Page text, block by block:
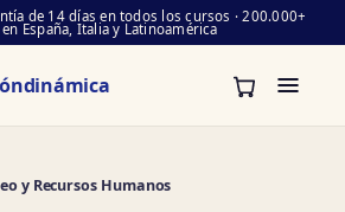
de 14 días en todos los cursos · 200.000+
España, Italia y Latinoamérica
dinámica
y Recursos Humanos